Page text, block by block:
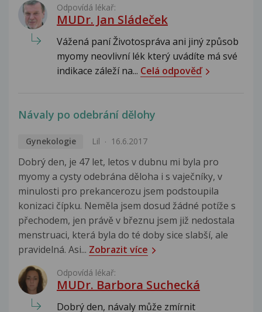
Odpovídá lékař:
MUDr. Jan Sládeček
Vážená paní Životospráva ani jiný způsob
myomy neovlivní lék který uvádíte má své
indikace záleží na... Celá odpověď
Návaly po odebrání dělohy
Gynekologie Lil 16.6.2017
Dobrý den, je 47 let, letos v dubnu mi byla pro
myomy a cysty odebrána děloha i s vaječníky, v
minulosti pro prekancerozu jsem podstoupila
konizaci čípku. Neměla jsem dosud žádné potíže s
přechodem, jen právě v březnu jsem již nedostala
menstruaci, která byla do té doby sice slabší, ale
pravidelná. Asi... Zobrazit více
Odpovídá lékař:
MUDr. Barbora Suchecká
Dobrý den, návaly může zmírnit